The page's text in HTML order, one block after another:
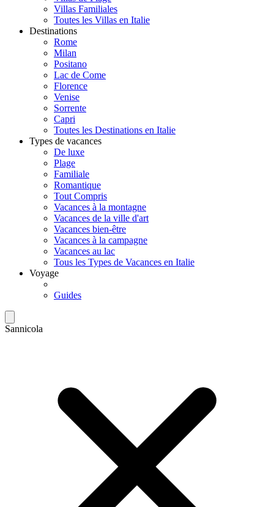
Villas Familiales
Toutes les Villas en Italie
Destinations
Rome
Milan
Positano
Lac de Come
Florence
Venise
Sorrente
Capri
Toutes les Destinations en Italie
Types de vacances
De luxe
Plage
Familiale
Romantique
Tout Compris
Vacances à la montagne
Vacances de la ville d'art
Vacances bien-être
Vacances à la campagne
Vacances au lac
Tous les Types de Vacances en Italie
Voyage
Guides
Sannicola